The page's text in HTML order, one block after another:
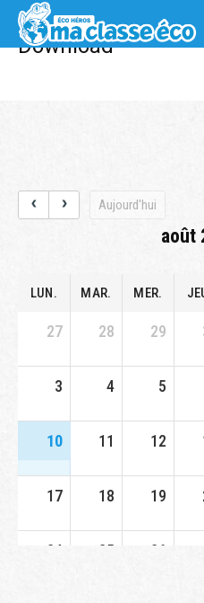
Download
Download
Aujourd'hui
août
LUN. MAR. MER.
27 28 29
3 4 5
10 11 12
17 18 19
24 25 26